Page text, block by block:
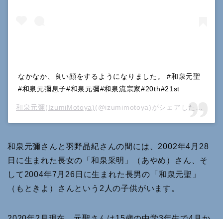
なかなか、良い顔をするようになりました。 #和泉元聖
#和泉元彌息子#和泉元彌#和泉流宗家#20th#21st
和泉元彌(IzumiMotoya)(@izumimotoya)がシェアした投稿 –
和泉元彌さんと羽野晶紀さんの間には、2002年4月28
日に生まれた長女の「和泉采明」（あやめ）さん、そ
して2004年7月26日に生まれた長男の「和泉元聖」
（もときよ）さんという2人の子供がいます。